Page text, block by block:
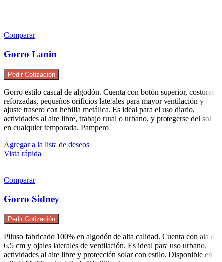
Comparar
Gorro Lanin
Pedir Cotización
Gorro estilo casual de algodón. Cuenta con botón superior, costuras
reforzadas, pequeños orificios laterales para mayor ventilación y
ajuste trasero con hebilla metálica. Es ideal para el uso diario,
actividades al aire libre, trabajo rural o urbano, y protegerse del sol
en cualquier temporada. Pampero
Agregar a la lista de deseos
Vista rápida
Comparar
Gorro Sidney
Pedir Cotización
Piluso fabricado 100% en algodón de alta calidad. Cuenta con ala de
6,5 cm y ojales laterales de ventilación. Es ideal para uso urbano,
actividades al aire libre y protección solar con estilo. Disponible en